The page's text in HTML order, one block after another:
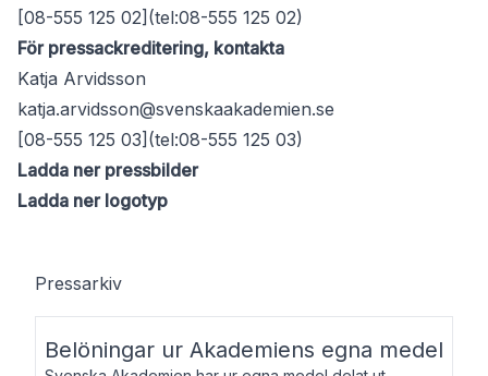
[08-555 125 02](tel:08-555 125 02)
För pressackreditering, kontakta
Katja Arvidsson
katja.arvidsson@svenskaakademien.se
[08-555 125 03](tel:08-555 125 03)
Ladda ner pressbilder
Ladda ner logotyp
Pressarkiv
Belöningar ur Akademiens egna medel